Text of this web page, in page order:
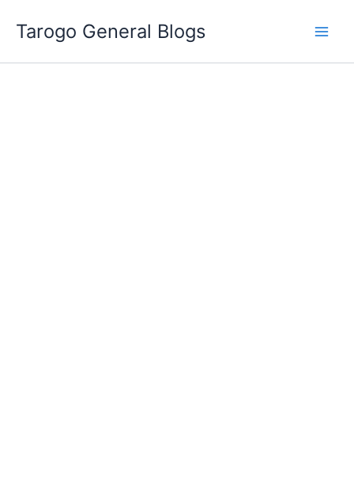
要
Tarogo General Blogs